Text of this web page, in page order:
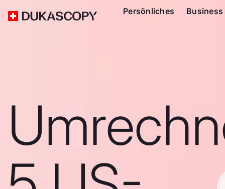
Persönliches Business